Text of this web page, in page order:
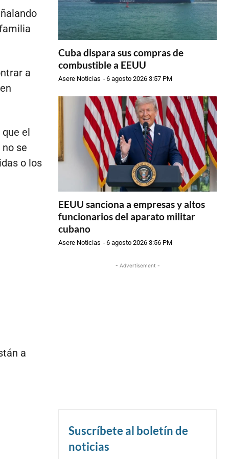
a
el
se
o los
a
Cuba dispara sus compras de
combustible a EEUU
Asere Noticias -6 agosto 2026 3:57 PM
EEUU sanciona a empresas y altos
funcionarios del aparato militar
cubano
Asere Noticias -6 agosto 2026 3:56 PM
- Advertisement -
Suscríbete al boletín de
noticias